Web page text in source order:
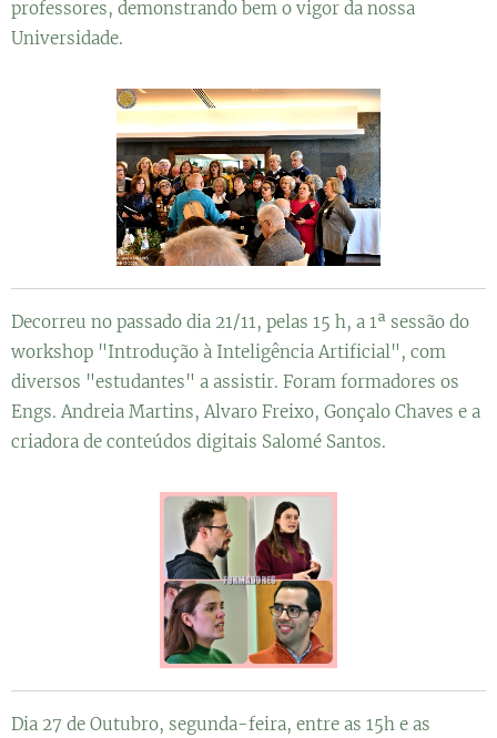
professores, demonstrando bem o vigor da nossa
Universidade.
Decorreu no passado dia 21/11, pelas 15 h, a 1ª sessão do
workshop "Introdução à Inteligência Artificial", com
diversos "estudantes" a assistir. Foram formadores os
Engs. Andreia Martins, Alvaro Freixo, Gonçalo Chaves e a
criadora de conteúdos digitais Salomé Santos.
Dia 27 de Outubro, segunda-feira, entre as 15h e as